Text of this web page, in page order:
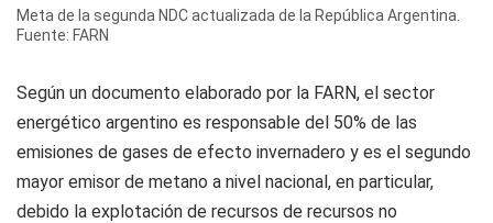
Meta de la segunda NDC actualizada de la República Argentina.
Fuente: FARN
Según un documento elaborado por la FARN, el sector
energético argentino es responsable del 50% de las
emisiones de gases de efecto invernadero y es el segundo
mayor emisor de metano a nivel nacional, en particular,
debido la explotación de recursos de recursos no